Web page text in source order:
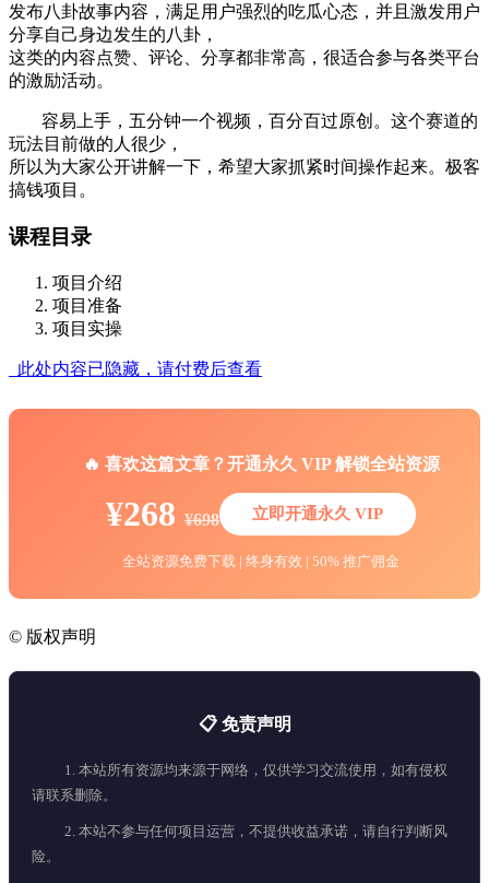
发布八卦故事内容，满足用户强烈的吃瓜心态，并且激发用户
分享自己身边发生的八卦，
这类的内容点赞、评论、分享都非常高，很适合参与各类平台
的激励活动。
容易上手，五分钟一个视频，百分百过原创。这个赛道的
玩法目前做的人很少，
所以为大家公开讲解一下，希望大家抓紧时间操作起来。极客
搞钱项目。
课程目录
项目介绍
项目准备
项目实操
此处内容已隐藏，请付费后查看
🔥 喜欢这篇文章？开通永久 VIP 解锁全站资源
¥268 ¥698 立即开通永久 VIP
全站资源免费下载 | 终身有效 | 50% 推广佣金
© 版权声明
📋 免责声明
1. 本站所有资源均来源于网络，仅供学习交流使用，如有侵权
请联系删除。
2. 本站不参与任何项目运营，不提供收益承诺，请自行判断风
险。